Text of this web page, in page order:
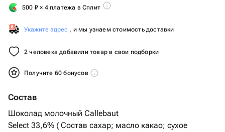
500 ₽ × 4 платежа в Сплит
Укажите адрес , и мы узнаем стоимость доставки
2 человека добавили товар в свои подборки
Получите 60 бонусов
Состав
Шоколад молочный Callebaut
Select 33,6% ( Состав сахар; масло какао; сухое